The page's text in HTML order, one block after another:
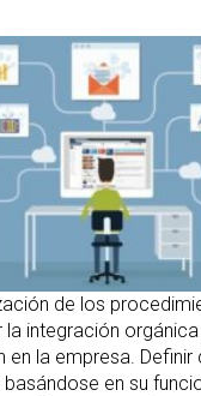
de los
la integración
en la empresa. Definir
en su